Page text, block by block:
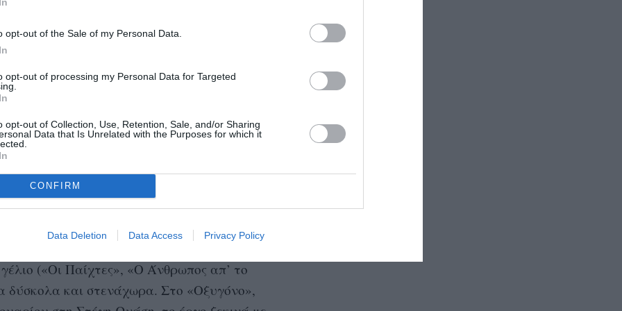
opt-out of the Sale of my Personal Data.
opt-out of processing my Personal Data for Targeted
opt-out of Collection, Use, Retention, Sale, and/or Sharing
Data that Is Unrelated with the Purposes for which it
CONFIRM
Data Deletion Data Access Privacy Policy
σου. Ο Κουτλής την τοποθετεί σε
κείμενο του Βιριπάγιεφ
μουσικής
στα καθίσματά τους στην Κεντρική
δω αυτή την παράσταση όρθια – ξέχασα να
πρωί που μιλήσαμε. (Γιώργο, ελπίζω να
στο Νέο Ηράκλειο όπου και επέστρεψε
του, την ηθοποιό και συνεργάτιδά του
στο «Οξυγόνο»). «Ακούω πάντα τη
της Ελένης και του Βασίλη (σ.σ.
έργα που έχει σκηνοθετήσει, ακόμη κι
(«Οι Παίχτες», «Ο Άνθρωπος απ’ το
δύσκολα και στενάχωρα. Στο «Οξυγόνο»,